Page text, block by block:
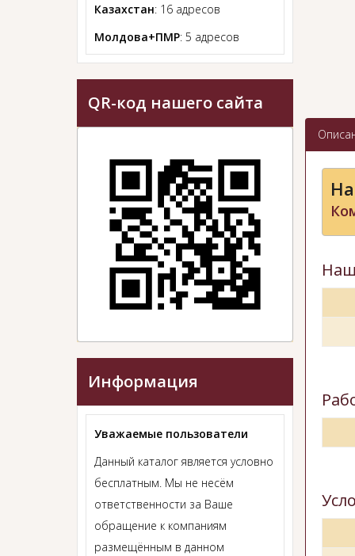
Казахстан: 16 адресов
Молдова+ПМР: 5 адресов
QR-код нашего сайта
Информация
Уважаемые пользователи
Данный каталог является условно
бесплатным. Мы не несём
ответственности за Ваше
обращение к компаниям
размещённым в данном